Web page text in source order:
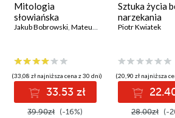
Mitologia
słowiańska
Jakub Bobrowski, Mateusz Wrona
(33,08 zł najniższa cena z 30 dni)
33.53 zł
39.90zł (-16%)
Sztuka życia
narzekania
Piotr Kwiatek
(20,90 zł najniższa
28.00zł (-